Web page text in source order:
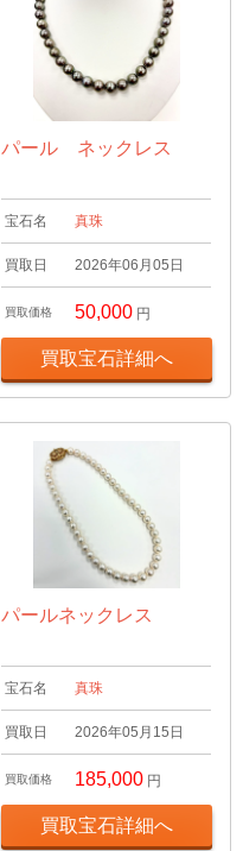
パール ネックレス
宝石名 真珠
買取日 2026年06月05日
買取価格 50,000 円
買取宝石詳細へ
パールネックレス
宝石名 真珠
買取日 2026年05月15日
買取価格 185,000 円
買取宝石詳細へ